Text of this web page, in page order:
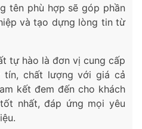
tên phù hợp sẽ góp phần
và tạo dựng lòng tin từ
tự hào là đơn vị cung cấp
chất lượng với giá cả
kết đem đến cho khách
nhất, đáp ứng mọi yêu